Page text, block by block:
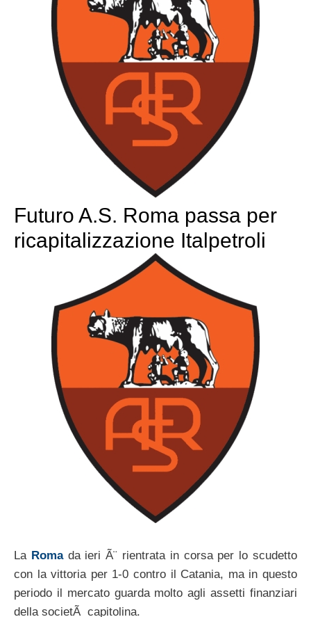
Futuro A.S. Roma passa per
ricapitalizzazione Italpetroli
La Romada ieri Ã¨ rientrata in corsa per lo scudetto
con la vittoria per 1-0 contro il Catania, ma in questo
periodo il mercato guarda molto agli assetti finanziari
della societÃ capitolina.